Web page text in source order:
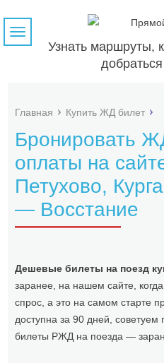
Узнать маршруты,
Навигация
Главная Купить ЖД билет
Бронировать
оплаты на
Петухово,
— Восстание
Дешевые билеты на поезд
заранее, на нашем сайте,
спрос, а это на самом старте
доступна за 90 дней,
билеты РЖД на поезда —